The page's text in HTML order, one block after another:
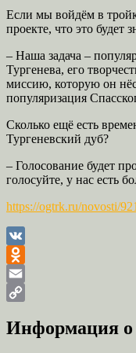
Если мы войдём в
проекте, что это будет
– Наша задача –
Тургенева, его
миссию, которую он
популяризация
Сколько ещё есть
Тургеневский дуб?
– Голосование будет
голосуйте, у нас есть
https://ogtrk.ru/novosti/
VK
Odnoklassniki
Email
Link
Информация о